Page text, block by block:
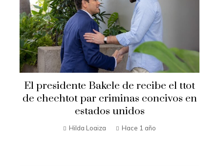
el ttot
en
Secretario de Estado Marco
visita El Salvador
Hilda Loaiza